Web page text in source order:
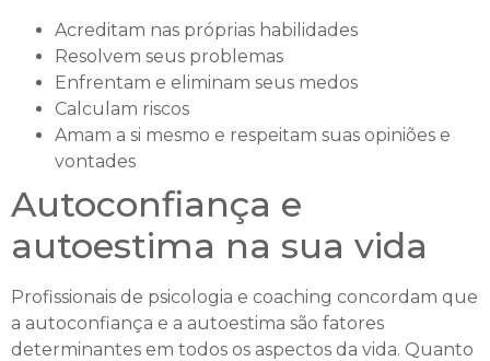
Acreditam nas próprias habilidades
Resolvem seus problemas
Enfrentam e eliminam seus medos
Calculam riscos
Amam a si mesmo e respeitam suas opiniões e
vontades
Autoconfiança e
autoestima na sua vida
Profissionais de psicologia e coaching concordam que
a autoconfiança e a autoestima são fatores
determinantes em todos os aspectos da vida. Quanto